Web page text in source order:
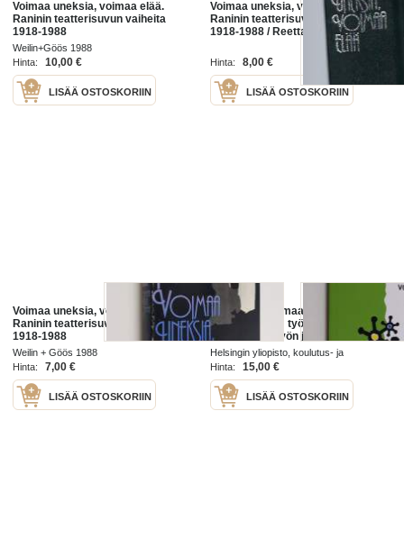
Voimaa uneksia, voimaa elää.
Raninin teatterisuvun vaiheita
1918-1988
Weilin+Göös 1988
Hinta:
10,00 €
LISÄÄ OSTOSKORIIN
Voimaa uneksia, voimaa elää :
Raninin teatterisuvun vaiheita
1918-1988 / Reetta Nieminen.
Hinta: 8,00 €
LISÄÄ OSTOSKORIIN
Voimaa uneksia, voimaa elää :
Raninin teatterisuvun vaiheita
1918-1988
Weilin + Göös 1988
Hinta:
7,00 €
LISÄÄ OSTOSKORIIN
Perheestä voimaa työhön - työstä
voimaa kotiin : työssäkäyvien
kokemuksia työn ja perheen
tasapainosta
Helsingin yliopisto, koulutus- ja
kehittämiskeskus Palmenia 2006
Hinta: 15,00 €
LISÄÄ OSTOSKORIIN